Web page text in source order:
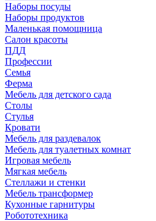
Наборы посуды
Наборы продуктов
Маленькая помощница
Салон красоты
ПДД
Профессии
Семья
Ферма
Мебель для детского сада
Столы
Cтулья
Кровати
Мебель для раздевалок
Мебель для туалетных комнат
Игровая мебель
Мягкая мебель
Стеллажи и стенки
Мебель трансформер
Кухонные гарнитуры
Робототехника